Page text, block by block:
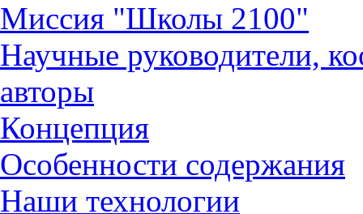
Миссия "Школы 2100"
Научные руководители,
авторы
Концепция
Особенности содержания
Наши технологии